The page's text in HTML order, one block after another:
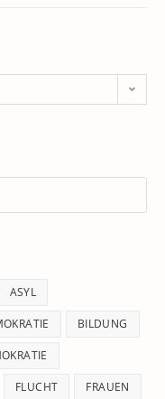
ASYL
BILDUNG
FLUCHT FRAUEN